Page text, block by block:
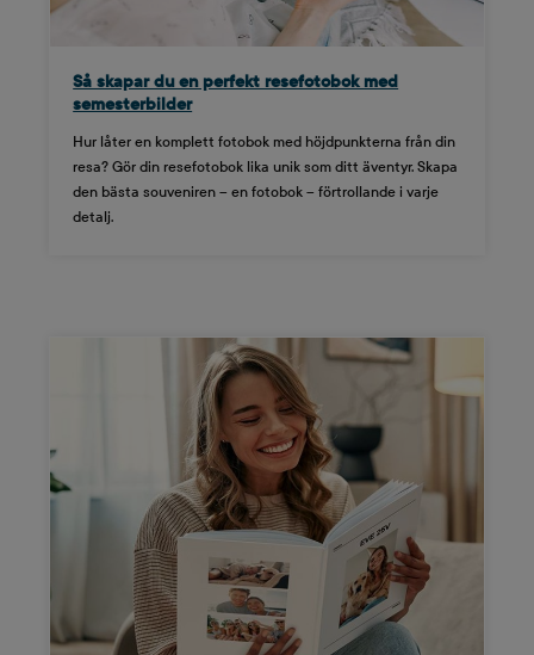
Så skapar du en perfekt resefotobok med
semesterbilder
Hur låter en komplett fotobok med höjdpunkterna från din
resa? Gör din resefotobok lika unik som ditt äventyr. Skapa
den bästa souveniren – en fotobok – förtrollande i varje
detalj.